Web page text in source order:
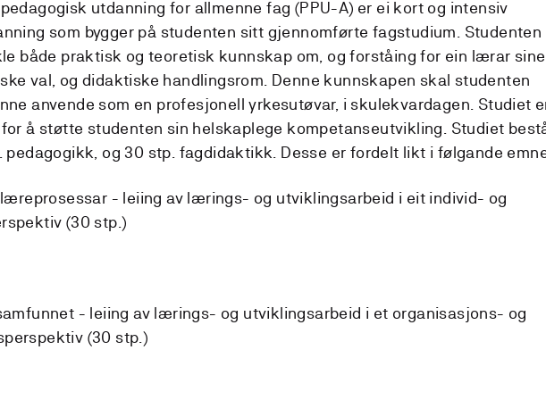
utdanning for allmenne fag (PPU-A) er ei kort og intensiv
som bygger på studenten sitt gjennomførte fagstudium. Studenten
både praktisk og teoretisk kunnskap om, og forståing for ein lærar sine
val, og didaktiske handlingsrom. Denne kunnskapen skal studenten
anvende som en profesjonell yrkesutøvar, i skulekvardagen. Studiet
for å støtte studenten sin helskaplege kompetanseutvikling. Studiet
pedagogikk, og 30 stp. fagdidaktikk. Desse er fordelt likt i følgande
læreprosessar - leiing av lærings- og utviklingsarbeid i eit individ- og
(30 stp.)
- leiing av lærings- og utviklingsarbeid i et organisasjons- og
(30 stp.)